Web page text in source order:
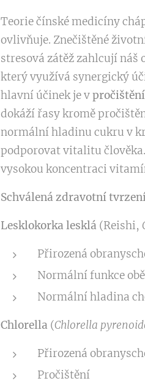
Teorie čínské medicíny
ovlivňuje. Znečištěné
stresová zátěž zahlcují
který využívá synergický
hlavní účinek je v
dokáží řasy kromě
normální hladinu cukru v
podporovat vitalitu
vysokou koncentraci
Schválená zdravotní
Lesklokorka lesklá (Reishi,
Přirozená
Normální funkce
Normální hladina
Chlorella (Chlorella
Přirozená
Pročištění